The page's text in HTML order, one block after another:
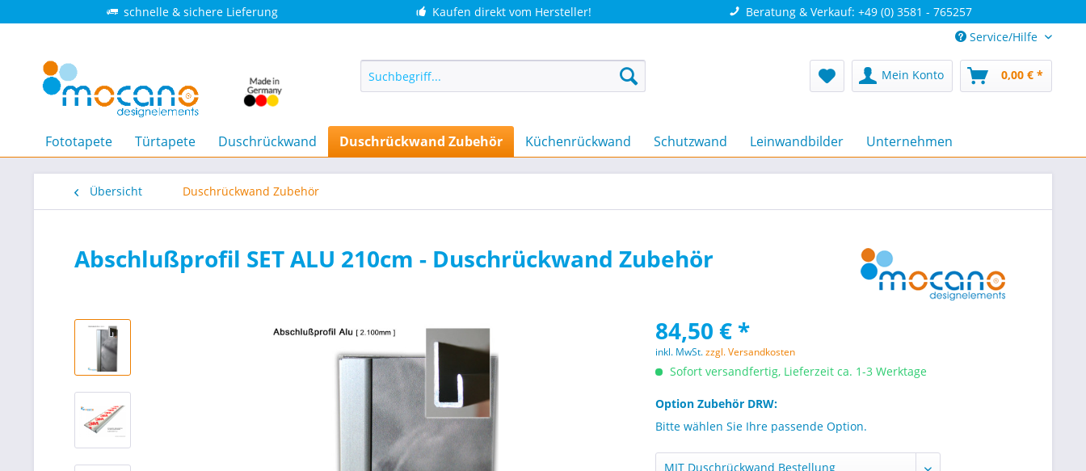
schnelle & sichere Lieferung Kaufen direkt vom Hersteller!
Beratung & Verkauf: +49 (0) 3581 - 765257
Service/Hilfe
Mein Konto 0,00 € *
Fototapete Türtapete Duschrückwand Duschrückwand Zubehör Küchenrückwand Schutzwand Leinwandbilder Unternehmen
Übersicht Duschrückwand Zubehör
Abschlußprofil SET ALU 210cm - Duschrückwand Zubehör
84,50 € *
inkl. MwSt.zzgl. Versandkosten
Sofort versandfertig, Lieferzeit ca. 1-3 Werktage
Option Zubehör DRW:
Bitte wählen Sie Ihre passende Option.